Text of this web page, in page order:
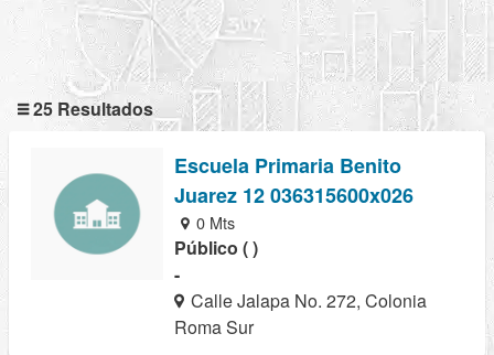
25 Resultados
Escuela Primaria Benito
Juarez 12 036315600x026
0 Mts
Público ( )
-
Calle Jalapa No. 272, Colonia
Roma Sur